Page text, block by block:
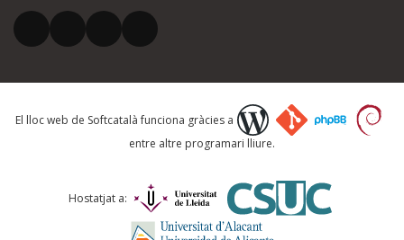
El vostre correu electrònic *
Què proposeu?
Comentari *
El lloc web de Softcatalà funciona gràcies a
entre altre programari lliure.
Hostatjat a: